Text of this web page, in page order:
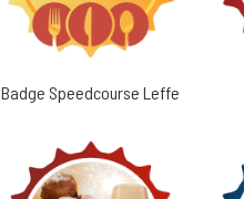
Badge Speedcourse Leffe